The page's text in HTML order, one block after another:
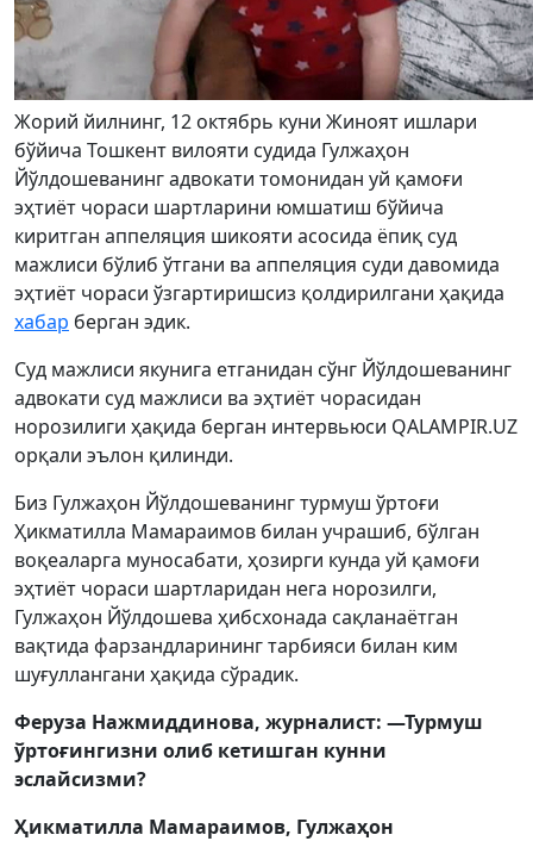
Жорий йилнинг, 12 октябрь куни Жиноят ишлари
бўйича Тошкент вилояти судида Гулжаҳон
Йўлдошеванинг адвокати томонидан уй қамоғи
эҳтиёт чораси шартларини юмшатиш бўйича
киритган аппеляция шикояти асосида ёпиқ суд
мажлиси бўлиб ўтгани ва аппеляция суди давомида
эҳтиёт чораси ўзгартиришсиз қолдирилгани ҳақида
хабар берган эдик.
Суд мажлиси якунига етганидан сўнг Йўлдошеванинг
адвокати суд мажлиси ва эҳтиёт чорасидан
норозилиги ҳақида берган интервьюси QALAMPIR.UZ
орқали эълон қилинди.
Биз Гулжаҳон Йўлдошеванинг турмуш ўртоғи
Ҳикматилла Мамараимов билан учрашиб, бўлган
воқеаларга муносабати, ҳозирги кунда уй қамоғи
эҳтиёт чораси шартларидан нега норозилги,
Гулжаҳон Йўлдошева ҳибсхонада сақланаётган
вақтида фарзандларининг тарбияси билан ким
шуғуллангани ҳақида сўрадик.
Феруза Нажмиддинова, журналист: —Турмуш
ўртоғингизни олиб кетишган кунни
эслайсизми?
Ҳикматилла Мамараимов, Гулжаҳон